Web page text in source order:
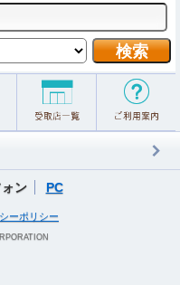
ン PC
ーポリシー